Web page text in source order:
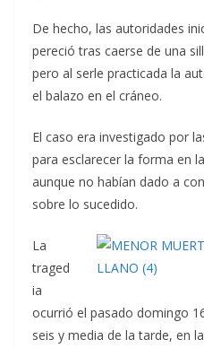
De hecho, las autoridades
pereció tras caerse de una
pero al serle practicada la
el balazo en el cráneo.
El caso era investigado por
para esclarecer la forma en
aunque no habían dado a
sobre lo sucedido.
La
traged
ia
ocurrió el pasado domingo
seis y media de la tarde, en